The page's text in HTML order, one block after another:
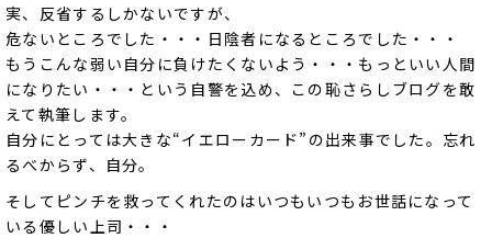
実、反省するしかないですが、
危ないところでした・・・日陰者になるところでした・・・
もうこんな弱い自分に負けたくないよう・・・もっといい人間
になりたい・・・という自警を込め、この恥さらしブログを敢
えて執筆します。
自分にとっては大きな“イエローカード”の出来事でした。忘れ
るべからず、自分。
そしてピンチを救ってくれたのはいつもいつもお世話になって
いる優しい上司・・・